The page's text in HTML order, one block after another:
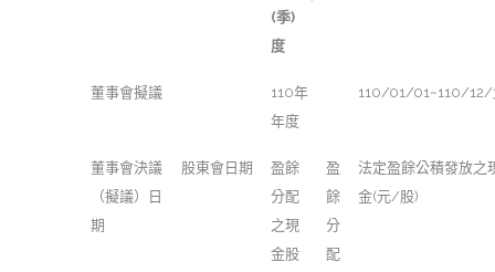
(季)
度
董事會擬議
110年
年度
110/01/01~110/12/
董事會決議
（擬議）日
期
股東會日期
盈餘
分配
之現
金股
盈
餘
分
配
法定盈餘公積發放之
金(元/股)